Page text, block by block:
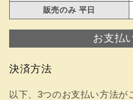
販売のみ 平日
お支払
決済方法
以下、3つのお支払い方法が